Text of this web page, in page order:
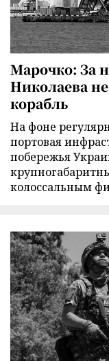
Марочко: За
Николаева
корабль
На фоне
портовая
побережья
колоссальным